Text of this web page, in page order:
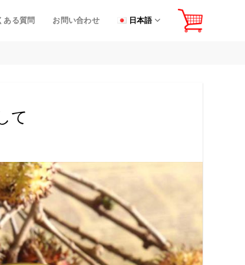
ある質問 お問い合わせ 日本語
て